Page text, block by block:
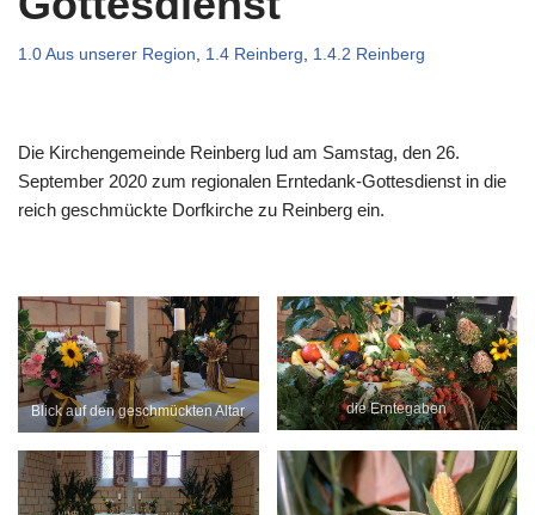
1.0 Aus unserer Region, 1.4 Reinberg, 1.4.2 Reinberg
Die Kirchengemeinde Reinberg lud am Samstag, den 26.
September 2020 zum regionalen Erntedank-Gottesdienst in die
reich geschmückte Dorfkirche zu Reinberg ein.
Blick auf den geschmückten Altar die Erntegaben